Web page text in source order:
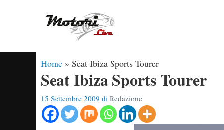
Home » Seat Ibiza Sports Tourer
Seat Ibiza Sports Tourer
15 Settembre 2009 di Redazione